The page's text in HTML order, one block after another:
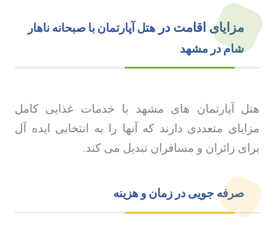
مزایای اقامت در هتل آپارتمان با صبحانه ناهار
شام در مشهد
هتل آپارتمان های مشهد با خدمات غذایی کامل
مزایای متعددی دارند که آنها را به انتخابی ایده آل
برای زائران و مسافران تبدیل می کند.
صرفه جویی در زمان و هزینه